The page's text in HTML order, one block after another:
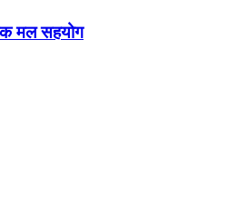
मल सहयोग